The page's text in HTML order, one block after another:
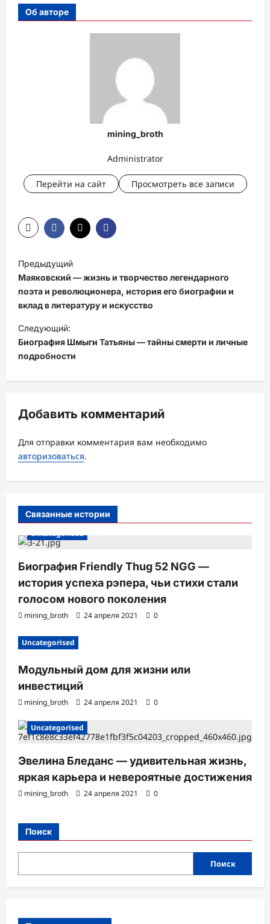
Об авторе
mining_broth
Administrator
Перейти на сайт Просмотреть все записи
а
в
и
г
а
я
з
а
п
и
Предыдущий
Маяковский — жизнь и творчество легендарного
поэта и революционера, история его биографии и
вклад в литературу и искусство
Следующий:
Биография Шмыги Татьяны — тайны смерти и личные
подробности
Добавить комментарий
Для отправки комментария вам необходимо
авторизоваться.
Связанные истории
Uncategorised
Биография Friendly Thug 52 NGG —
история успеха рэпера, чьи стихи стали
голосом нового поколения
mining_broth 24 апреля 2021 0
Uncategorised
Модульный дом для жизни или
инвестиций
mining_broth 24 апреля 2021 0
Uncategorised
Эвелина Бледанс — удивительная жизнь,
яркая карьера и невероятные достижения
mining_broth 24 апреля 2021 0
Поиск
Поиск